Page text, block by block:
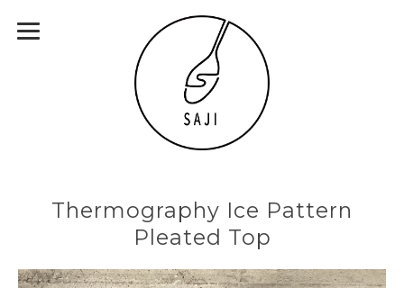
Thermography Ice Pattern
Pleated Top